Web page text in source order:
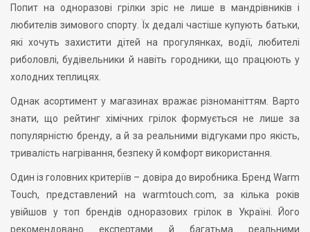
Попит на одноразові грілки зріс не лише в мандрівників і
любителів зимового спорту. Їх дедалі частіше купують батьки,
які хочуть захистити дітей на прогулянках, водії, любителі
риболовлі, будівельники й навіть городники, що працюють у
холодних теплицях.
Однак асортимент у магазинах вражає різноманіттям. Варто
знати, що рейтинг хімічних грілок формується не лише за
популярністю бренду, а й за реальними відгуками про якість,
тривалість нагрівання, безпеку й комфорт використання.
Один із головних критеріїв – довіра до виробника. Бренд Warm
Touch, представлений на warmtouch.com, за кілька років
увійшов у топ брендів одноразових грілок в Україні. Його
рекомендовано експертами й багатьма реальними